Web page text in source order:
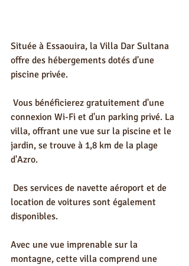
Située à Essaouira, la Villa Dar Sultana
offre des hébergements dotés d'une
piscine privée.
connexion Wi-Fi et d'un parking privé. La
villa, offrant une vue sur la piscine et le
jardin, se trouve à 1,8 km de la plage
d'Azro.
location de voitures sont également
disponibles.
Avec une vue imprenable sur la
montagne, cette villa comprend une